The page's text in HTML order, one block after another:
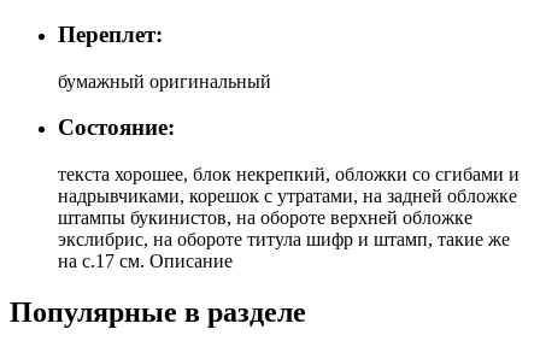
Переплет:
бумажный оригинальный
Состояние:
текста хорошее, блок некрепкий, обложки со сгибами и
надрывчиками, корешок с утратами, на задней обложке
штампы букинистов, на обороте верхней обложке
экслибрис, на обороте титула шифр и штамп, такие же
на с.17 см. Описание
Популярные в разделе